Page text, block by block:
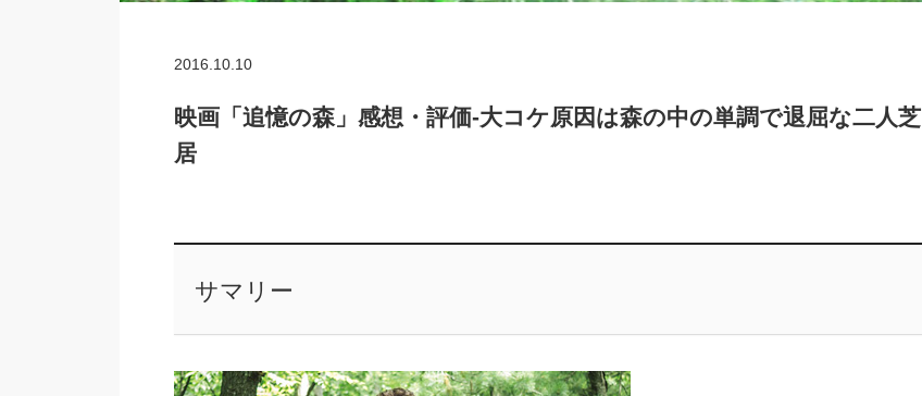
2016.10.10
映画「追憶の森」感想・評価‐大コケ原因は森の中の単調で退屈な二人芝
居
サマリー